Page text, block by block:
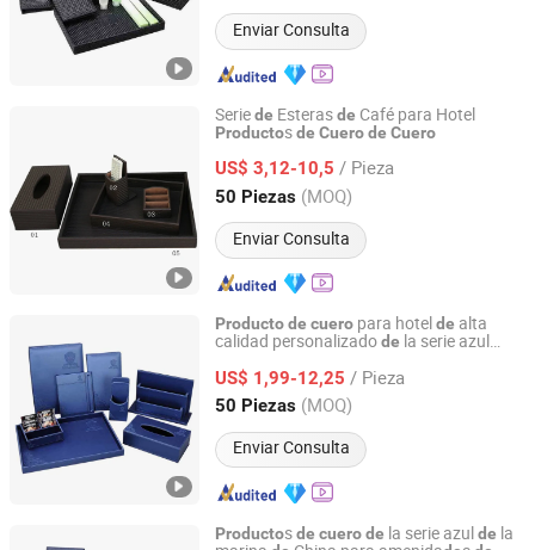
Enviar Consulta
Seriede Esterasde Café para Hotel
Productosde Cuerode Cuero
US$ 3,12-10,5 / Pieza
50 Piezas (MOQ)
Enviar Consulta
Easton Hotel Supplies Co., Ltd.
Guangdong, China Desde 2012
Productode cuero para hotel de alta
calidad personalizadode la serie azul
US$ 1,99-12,25 / Pieza
50 Piezas (MOQ)
Enviar Consulta
Easton Hotel Supplies Co., Ltd.
Guangdong, China Desde 2012
Productosde cuerode la serie azulde la